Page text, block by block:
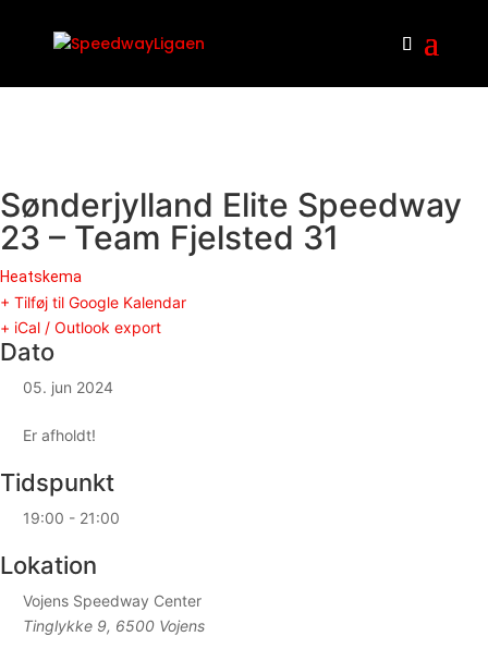
Sønderjylland Elite Speedway
23 – Team Fjelsted 31
Heatskema
+ Tilføj til Google Kalendar
+ iCal / Outlook export
Dato
05. jun 2024
Er afholdt!
Tidspunkt
19:00 - 21:00
Lokation
Vojens Speedway Center
Tinglykke 9, 6500 Vojens